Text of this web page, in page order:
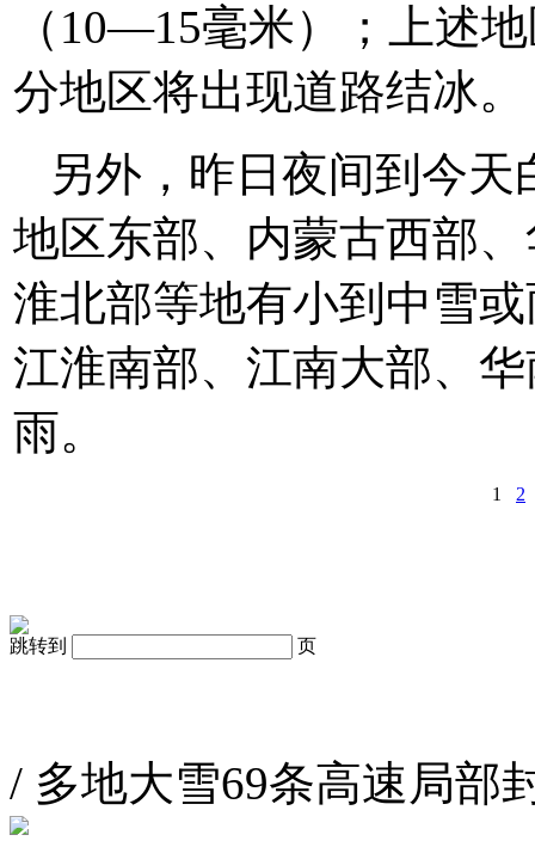
（10—15毫米）；上述
分地区将出现道路结冰。
另外，昨日夜间到今
地区东部、内蒙古西部
淮北部等地有小到中雪
江淮南部、江南大部、
雨。
1 2
跳转到 页
/ 多地大雪69条高速局部